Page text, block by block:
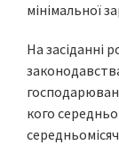
мінімальної
На засіданні
кого